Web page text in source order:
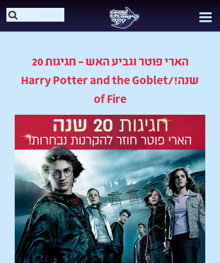
הארי פוטר וגביע האש – חגיגות 20
שנה!/Harry Potter and the Goblet
of Fire